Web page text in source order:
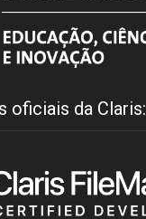
oficiais da Claris: